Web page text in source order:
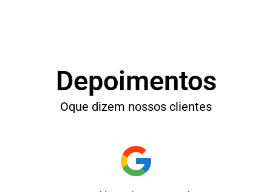
Depoimentos
Oque dizem nossos clientes